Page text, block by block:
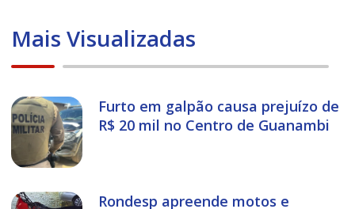
Mais Visualizadas
Furto em galpão causa prejuízo de
R$ 20 mil no Centro de Guanambi
Rondesp apreende motos e